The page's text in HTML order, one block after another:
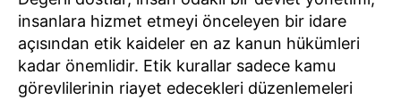
insanlara hizmet etmeyi önceleyen bir idare
açısından etik kaideler en az kanun hükümleri
kadar önemlidir. Etik kurallar sadece kamu
görevlilerinin riayet edecekleri düzenlemeleri